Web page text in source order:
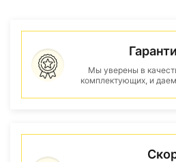
Мы уверены в
комплектующих, и